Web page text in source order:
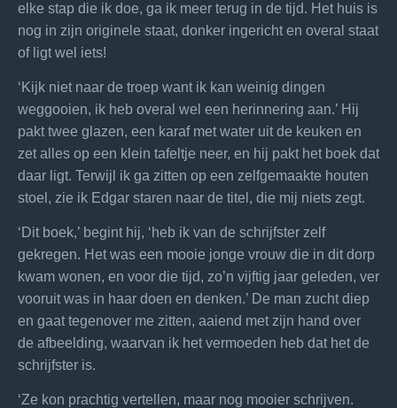
elke stap die ik doe, ga ik meer terug in de tijd. Het huis is
nog in zijn originele staat, donker ingericht en overal staat
of ligt wel iets!
‘Kijk niet naar de troep want ik kan weinig dingen
weggooien, ik heb overal wel een herinnering aan.’ Hij
pakt twee glazen, een karaf met water uit de keuken en
zet alles op een klein tafeltje neer, en hij pakt het boek dat
daar ligt. Terwijl ik ga zitten op een zelfgemaakte houten
stoel, zie ik Edgar staren naar de titel, die mij niets zegt.
‘Dit boek,’ begint hij, ‘heb ik van de schrijfster zelf
gekregen. Het was een mooie jonge vrouw die in dit dorp
kwam wonen, en voor die tijd, zo’n vijftig jaar geleden, ver
vooruit was in haar doen en denken.’ De man zucht diep
en gaat tegenover me zitten, aaiend met zijn hand over
de afbeelding, waarvan ik het vermoeden heb dat het de
schrijfster is.
‘Ze kon prachtig vertellen, maar nog mooier schrijven.